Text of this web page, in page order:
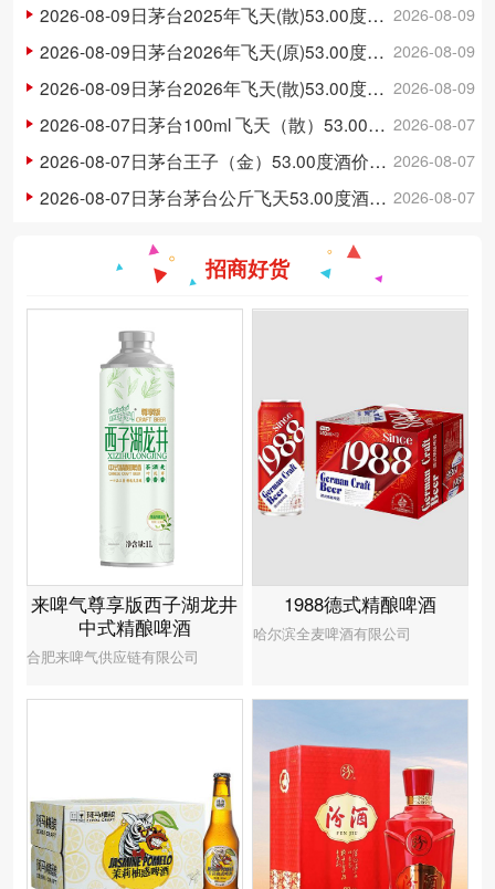
2025年飞天(原)酒容量为500ml，
酒精度数为53.00度。茅台酒除了年
份因…
2026-08-09
2026-08-09日茅台2025年飞天(散)53.00度酒价格为1,750一瓶，上涨 20元
2026-08-09
2026-08-09日茅台2026年飞天(原)53.00度酒价格为1,730一瓶，上涨 20元
2026-08-09
2026-08-09日茅台2026年飞天(散)53.00度酒价格为1,710一瓶，上涨 15元
2026-08-07
2026-08-07日茅台100ml 飞天（散）53.00度酒价格为300一瓶，上涨 3元
2026-08-07
2026-08-07日茅台王子（金）53.00度酒价格为148一瓶，下跌 5元
2026-08-07
2026-08-07日茅台茅台公斤飞天53.00度酒价格为3,250一瓶，下跌 20元
招商好货
来啤气尊享版西子湖龙井
中式精酿啤酒
合肥来啤气供应链有限公司
1988德式精酿啤酒
哈尔滨全麦啤酒有限公司